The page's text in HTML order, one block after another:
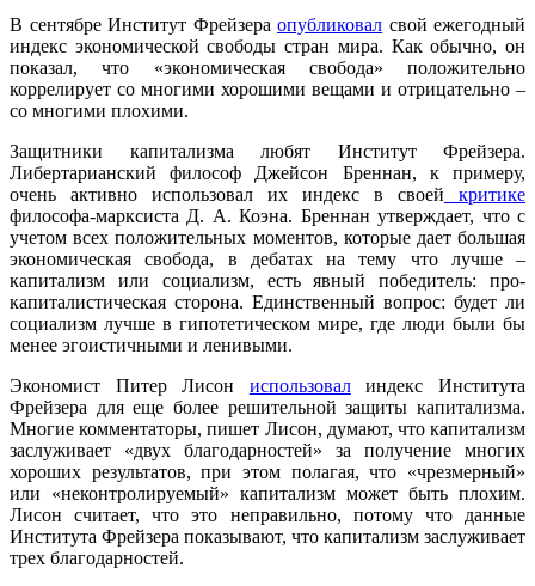
В сентябре Институт Фрейзера опубликовал свой ежегодный
индекс экономической свободы стран мира. Как обычно, он
показал, что «экономическая свобода» положительно
коррелирует со многими хорошими вещами и отрицательно –
со многими плохими.
Защитники капитализма любят Институт Фрейзера.
Либертарианский философ Джейсон Бреннан, к примеру,
очень активно использовал их индекс в своей критике
философа-марксиста Д. А. Коэна. Бреннан утверждает, что с
учетом всех положительных моментов, которые дает большая
экономическая свобода, в дебатах на тему что лучше –
капитализм или социализм, есть явный победитель: про-
капиталистическая сторона. Единственный вопрос: будет ли
социализм лучше в гипотетическом мире, где люди были бы
менее эгоистичными и ленивыми.
Экономист Питер Лисон использовалиндекс Института
Фрейзера для еще более решительной защиты капитализма.
Многие комментаторы, пишет Лисон, думают, что капитализм
заслуживает «двух благодарностей» за получение многих
хороших результатов, при этом полагая, что «чрезмерный»
или «неконтролируемый» капитализм может быть плохим.
Лисон считает, что это неправильно, потому что данные
Института Фрейзера показывают, что капитализм заслуживает
трех благодарностей.